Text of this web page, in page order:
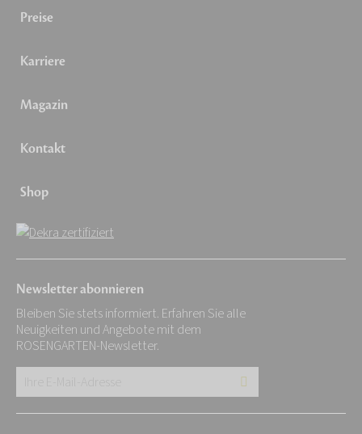
Preise
Karriere
Magazin
Kontakt
Shop
Newsletter abonnieren
Bleiben Sie stets informiert. Erfahren Sie alle
Neuigkeiten und Angebote mit dem
ROSENGARTEN-Newsletter.